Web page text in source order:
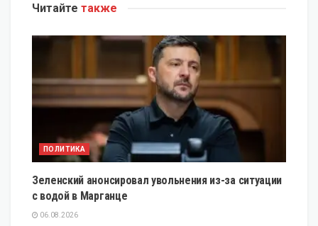
Читайте также
ПОЛИТИКА
Зеленский анонсировал увольнения из-за ситуации
с водой в Марганце
06.08.2026